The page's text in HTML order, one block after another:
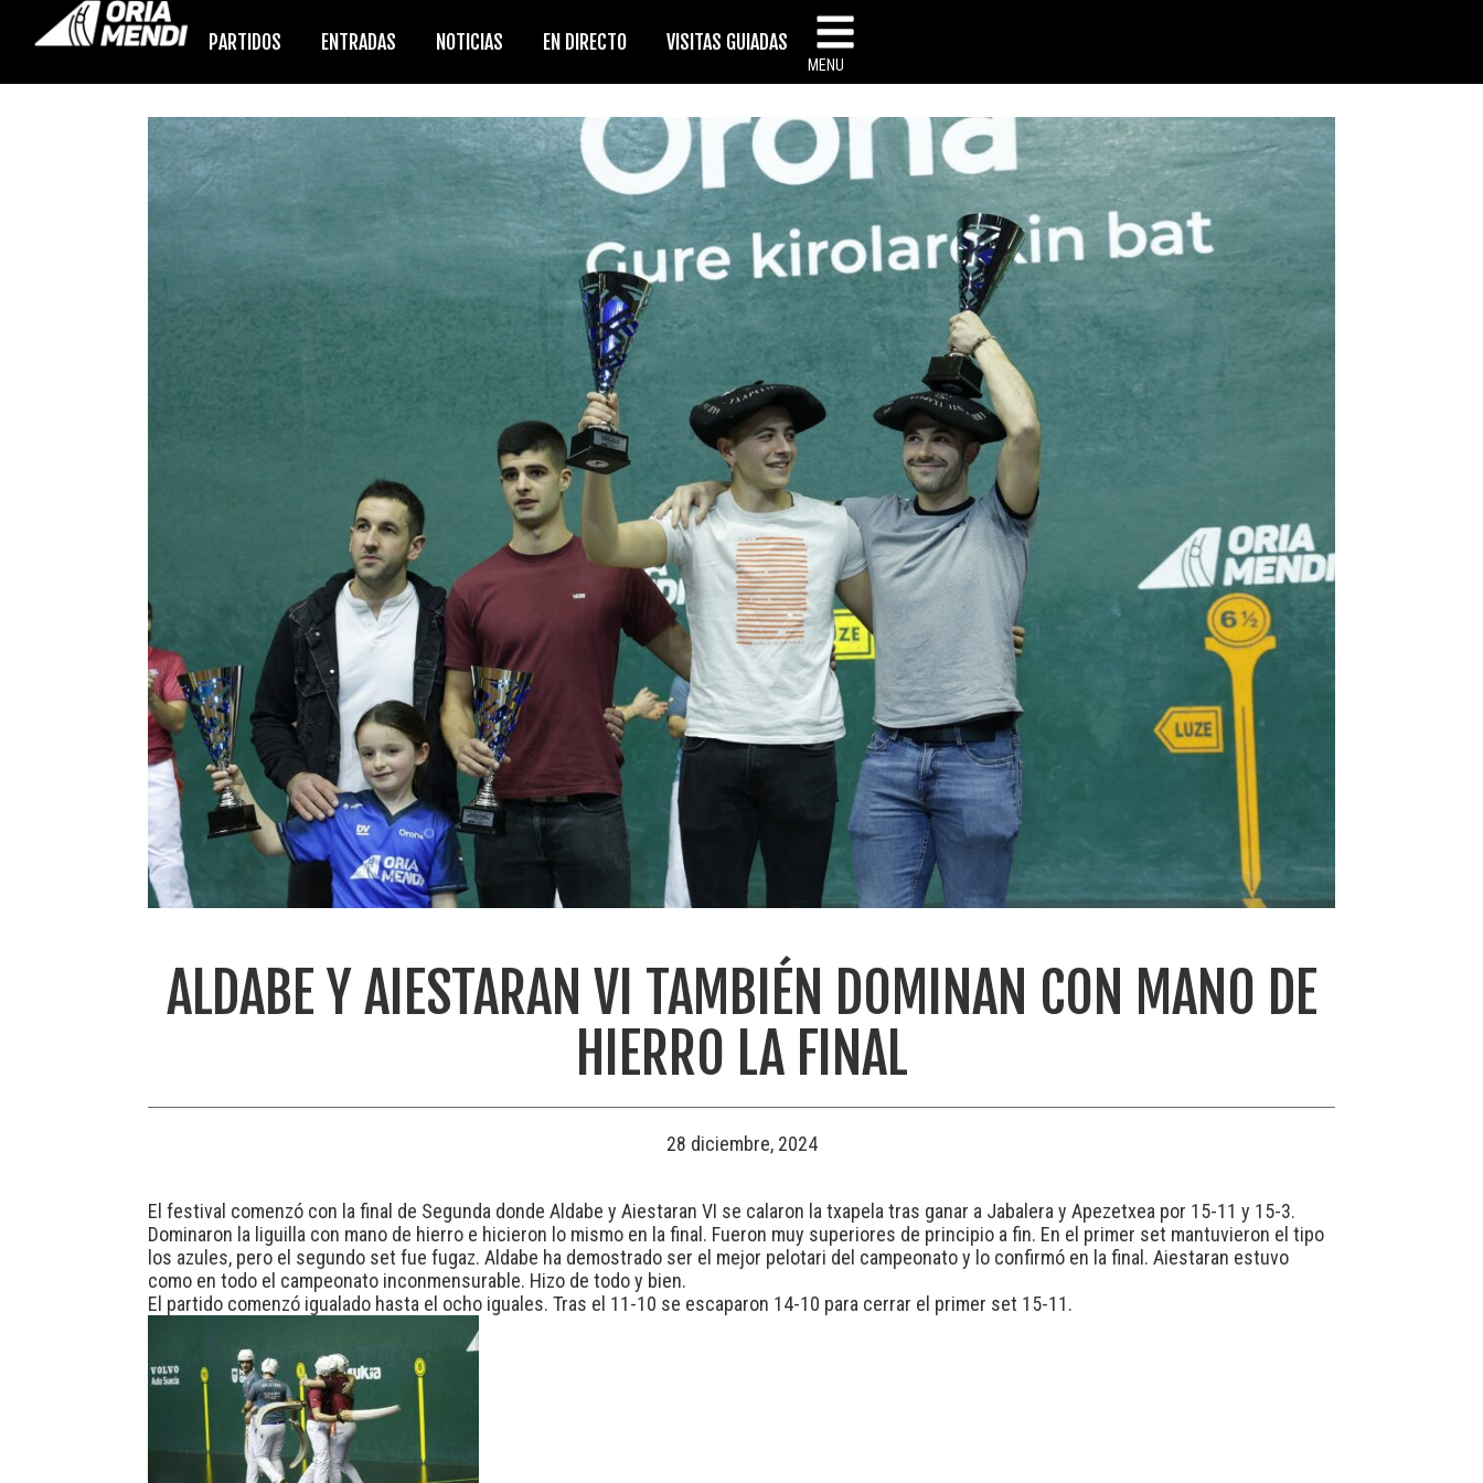
PARTIDOS ENTRADAS NOTICIAS EN DIRECTO VISITAS GUIADAS
MENU
ALDABE Y AIESTARAN VI TAMBIÉN DOMINAN CON MANO DE
HIERRO LA FINAL
28 diciembre, 2024
El festival comenzó con la final de Segunda donde Aldabe y Aiestaran VI se calaron la txapela tras ganar a Jabalera y Apezetxea por 15-11 y 15-3.
Dominaron la liguilla con mano de hierro e hicieron lo mismo en la final. Fueron muy superiores de principio a fin. En el primer set mantuvieron el tipo
los azules, pero el segundo set fue fugaz. Aldabe ha demostrado ser el mejor pelotari del campeonato y lo confirmó en la final. Aiestaran estuvo
como en todo el campeonato inconmensurable. Hizo de todo y bien.
El partido comenzó igualado hasta el ocho iguales. Tras el 11-10 se escaparon 14-10 para cerrar el primer set 15-11.